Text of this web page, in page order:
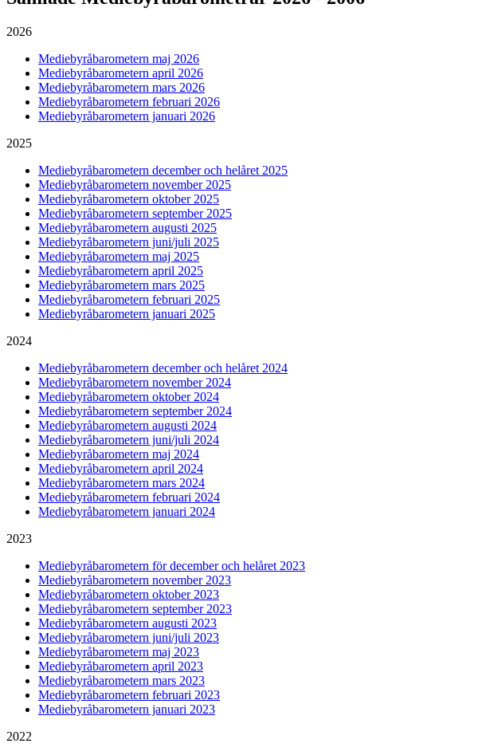
2026
Mediebyråbarometern maj 2026
Mediebyråbarometern april 2026
Mediebyråbarometern mars 2026
Mediebyråbarometern februari 2026
Mediebyråbarometern januari 2026
2025
Mediebyråbarometern december och helåret 2025
Mediebyråbarometern november 2025
Mediebyråbarometern oktober 2025
Mediebyråbarometern september 2025
Mediebyråbarometern augusti 2025
Mediebyråbarometern juni/juli 2025
Mediebyråbarometern maj 2025
Mediebyråbarometern april 2025
Mediebyråbarometern mars 2025
Mediebyråbarometern februari 2025
Mediebyråbarometern januari 2025
2024
Mediebyråbarometern december och helåret 2024
Mediebyråbarometern november 2024
Mediebyråbarometern oktober 2024
Mediebyråbarometern september 2024
Mediebyråbarometern augusti 2024
Mediebyråbarometern juni/juli 2024
Mediebyråbarometern maj 2024
Mediebyråbarometern april 2024
Mediebyråbarometern mars 2024
Mediebyråbarometern februari 2024
Mediebyråbarometern januari 2024
2023
Mediebyråbarometern för december och helåret 2023
Mediebyråbarometern november 2023
Mediebyråbarometern oktober 2023
Mediebyråbarometern september 2023
Mediebyråbarometern augusti 2023
Mediebyråbarometern juni/juli 2023
Mediebyråbarometern maj 2023
Mediebyråbarometern april 2023
Mediebyråbarometern mars 2023
Mediebyråbarometern februari 2023
Mediebyråbarometern januari 2023
2022